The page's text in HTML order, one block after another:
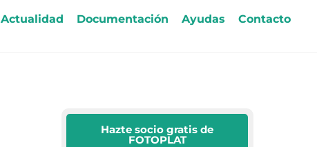
Actualidad Documentación Ayudas Contacto
Hazte socio gratis de
FOTOPLAT